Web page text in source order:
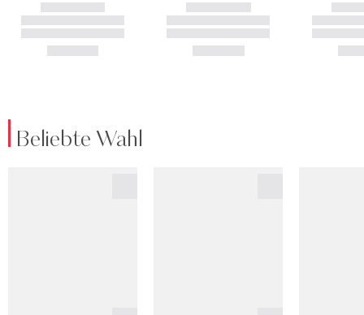
Beliebte Wahl